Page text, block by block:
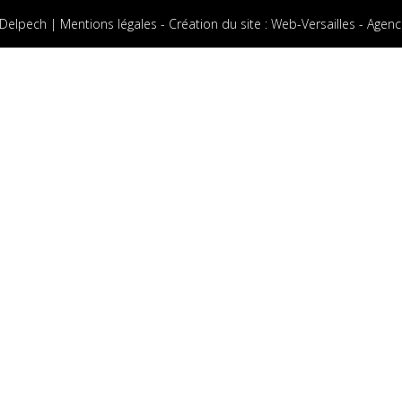
| Mentions légales - Création du site : Web-Versailles -